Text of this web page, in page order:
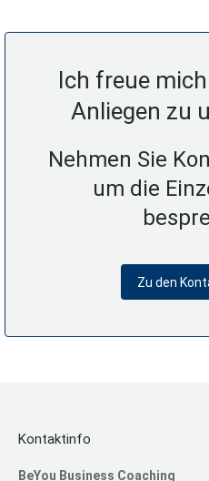
Ich freue
Anliegen zu
Nehmen Sie
um die
Zu den
Kontaktinfo
BeYou Business Coaching